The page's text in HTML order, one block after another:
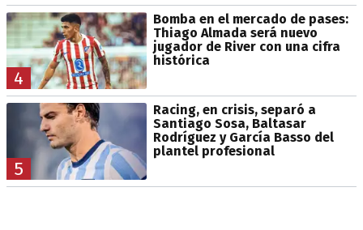
4
Bomba en el mercado de pases:
Thiago Almada será nuevo
jugador de River con una cifra
histórica
5
Racing, en crisis, separó a
Santiago Sosa, Baltasar
Rodríguez y García Basso del
plantel profesional